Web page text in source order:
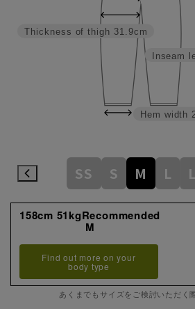
Inseam
Hem width
Thickness of thigh 31.9cm
SS S M L
158cm 51kgRecommended
M
Find out more on your
body type
あくまでもサイズをご検討いただく